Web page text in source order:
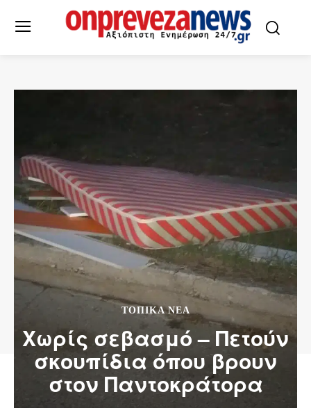
ΤΟΠΙΚΆ ΝΈΑ
Χωρίς σεβασμό – Πετούν
σκουπίδια όπου βρουν
στον Παντοκράτορα